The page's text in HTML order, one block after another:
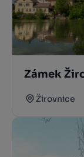
Zámek
Žirovnice